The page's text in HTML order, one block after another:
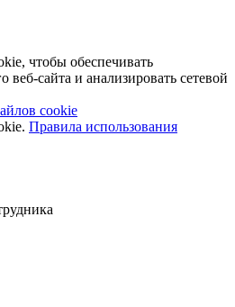
чтобы обеспечивать
сайта и анализировать сетевой
cookie
Правила использования